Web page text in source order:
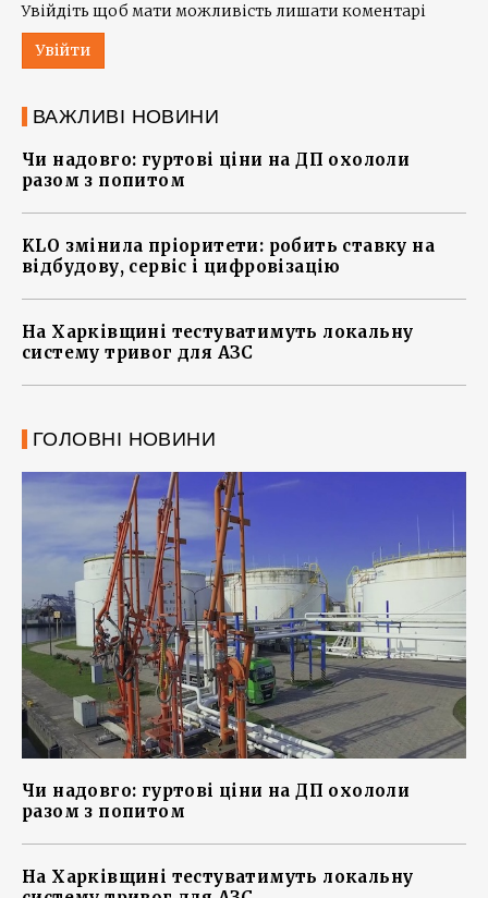
Увійдіть щоб мати можливість лишати коментарі
Увійти
ВАЖЛИВІ НОВИНИ
Чи надовго: гуртові ціни на ДП охололи
разом з попитом
KLO змінила пріоритети: робить ставку на
відбудову, сервіс і цифровізацію
На Харківщині тестуватимуть локальну
систему тривог для АЗС
ГОЛОВНІ НОВИНИ
Чи надовго: гуртові ціни на ДП охололи
разом з попитом
На Харківщині тестуватимуть локальну